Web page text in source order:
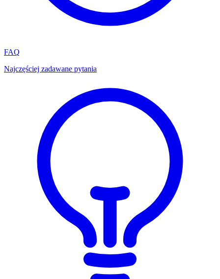
FAQ
Najczęściej zadawane pytania